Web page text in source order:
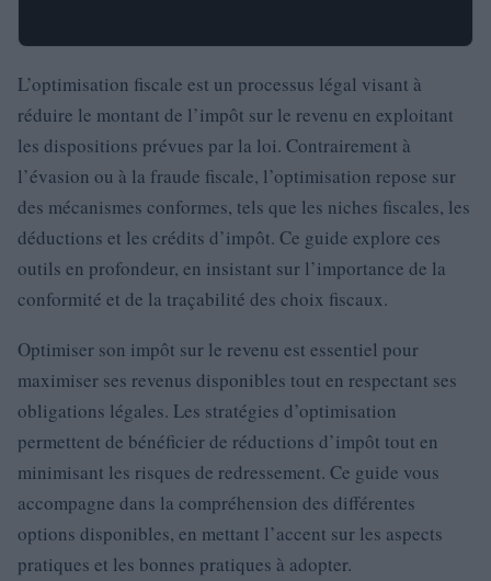
L’optimisation fiscale est un processus légal visant à
réduire le montant de l’impôt sur le revenu en exploitant
les dispositions prévues par la loi. Contrairement à
l’évasion ou à la fraude fiscale, l’optimisation repose sur
des mécanismes conformes, tels que les niches fiscales, les
déductions et les crédits d’impôt. Ce guide explore ces
outils en profondeur, en insistant sur l’importance de la
conformité et de la traçabilité des choix fiscaux.
Optimiser son impôt sur le revenu est essentiel pour
maximiser ses revenus disponibles tout en respectant ses
obligations légales. Les stratégies d’optimisation
permettent de bénéficier de réductions d’impôt tout en
minimisant les risques de redressement. Ce guide vous
accompagne dans la compréhension des différentes
options disponibles, en mettant l’accent sur les aspects
pratiques et les bonnes pratiques à adopter.